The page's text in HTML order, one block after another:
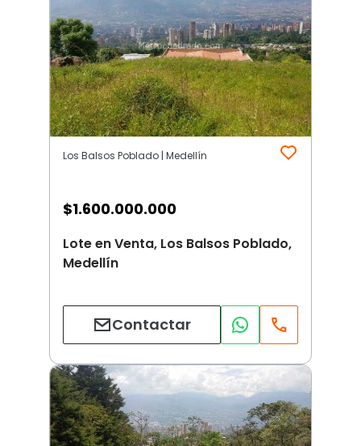
Los Balsos Poblado | Medellín
$1.600.000.000
Lote en Venta, Los Balsos Poblado,
Medellín
Contactar